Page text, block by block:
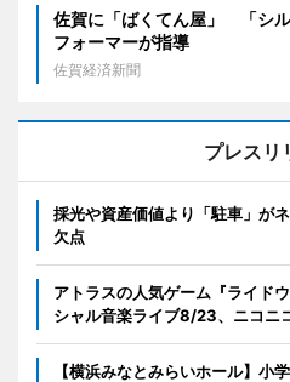
佐賀に「ばくてん屋」 「シ
フォーマーが指導
佐賀経済新聞
プレスリ
採光や資産価値より「駐車」が
欠点
アトラスの人気ゲーム『ライド
シャル音楽ライブ8/23、ニコニ
【横浜みなとみらいホール】小